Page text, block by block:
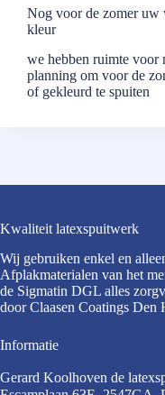
Nog voor de zomer uw
kleur
we hebben ruimte voor
planning om voor de
of gekleurd te spuiten
Kwaliteit latexspuitwerk
Wij gebruiken enkel en
Afplakmaterialen van het
de Sigmatin DGL alles
door Claasen Coatings Den
Informatie
Gerard Koolhoven de